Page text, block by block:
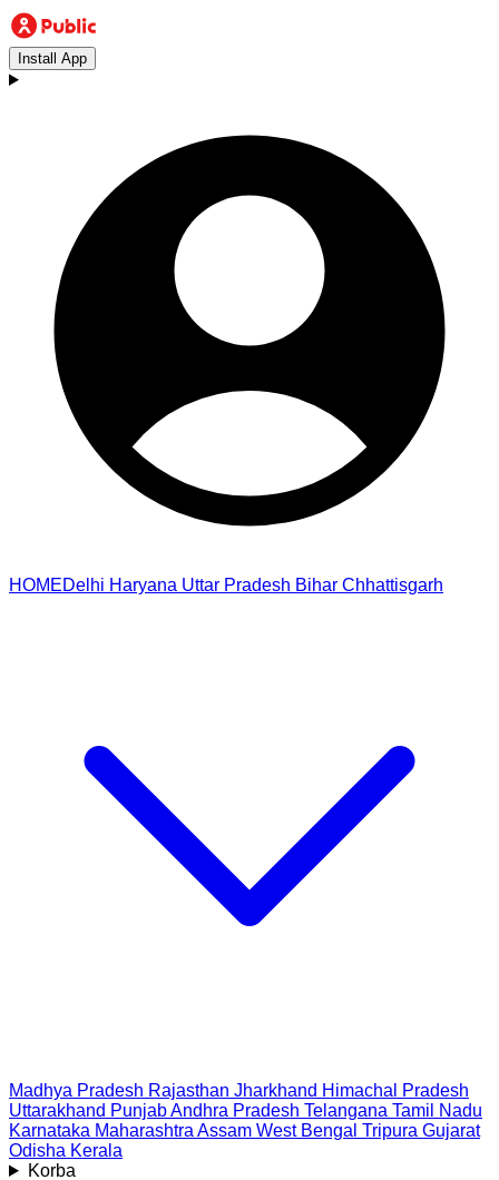
Install App
HOMEDelhi Haryana Uttar Pradesh Bihar Chhattisgarh
Madhya Pradesh Rajasthan Jharkhand Himachal Pradesh
Uttarakhand PunjabAndhra Pradesh Telangana Tamil Nadu
Karnataka Maharashtra Assam West Bengal Tripura Gujarat
Odisha Kerala
Korba